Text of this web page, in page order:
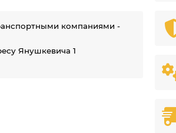
компаниями -
Янушкевича 1